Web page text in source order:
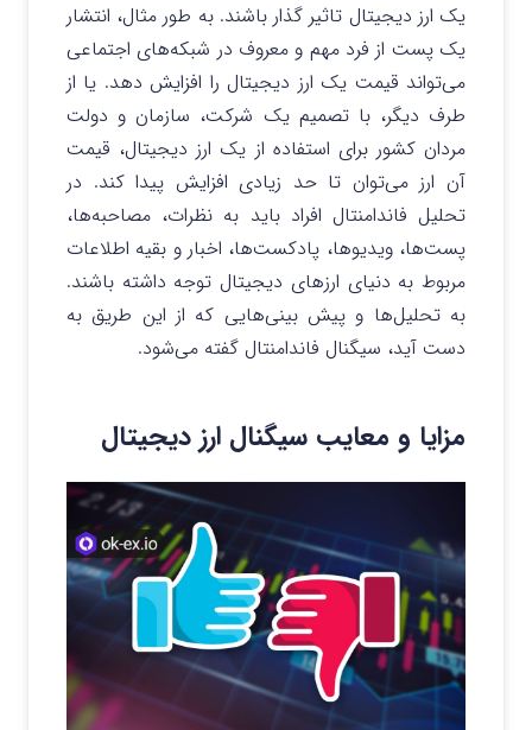
یک ارز دیجیتال تاثیر گذار باشند. به طور مثال، انتشار
یک پست از فرد مهم و معروف در شبکه‌های اجتماعی
می‌تواند قیمت یک ارز دیجیتال را افزایش دهد. یا از
طرف دیگر، با تصمیم یک شرکت، سازمان و دولت
مردان کشور برای استفاده از یک ارز دیجیتال، قیمت
آن ارز می‌توان تا حد زیادی افزایش پیدا کند. در
تحلیل فاندامنتال افراد باید به نظرات، مصاحبه‌ها،
پست‌ها، ویدیوها، پادکست‌ها، اخبار و بقیه اطلاعات
مربوط به دنیای ارزهای دیجیتال توجه داشته باشند.
به تحلیل‌ها و پیش بینی‌هایی که از این طریق به
دست آید، سیگنال فاندامنتال گفته می‌شود.
مزایا و معایب سیگنال ارز دیجیتال